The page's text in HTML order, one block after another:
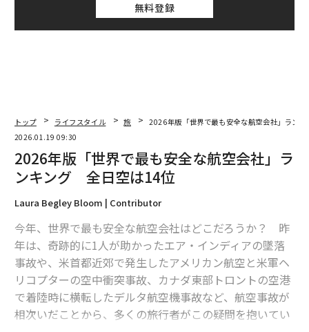
無料登録
トップ ライフスタイル 旅
2026年版「世界で最も安全な航空会社」ラン
2026.01.19 09:30
2026年版「世界で最も安全な航空会社」ラ
ンキング 全日空は14位
Laura Begley Bloom | Contributor
今年、世界で最も安全な航空会社はどこだろうか？ 昨
年は、奇跡的に1人が助かったエア・インディアの墜落
事故や、米首都近郊で発生したアメリカン航空と米軍ヘ
リコプターの空中衝突事故、カナダ東部トロントの空港
で着陸時に横転したデルタ航空機事故など、航空事故が
相次いだことから、多くの旅行者がこの疑問を抱いてい